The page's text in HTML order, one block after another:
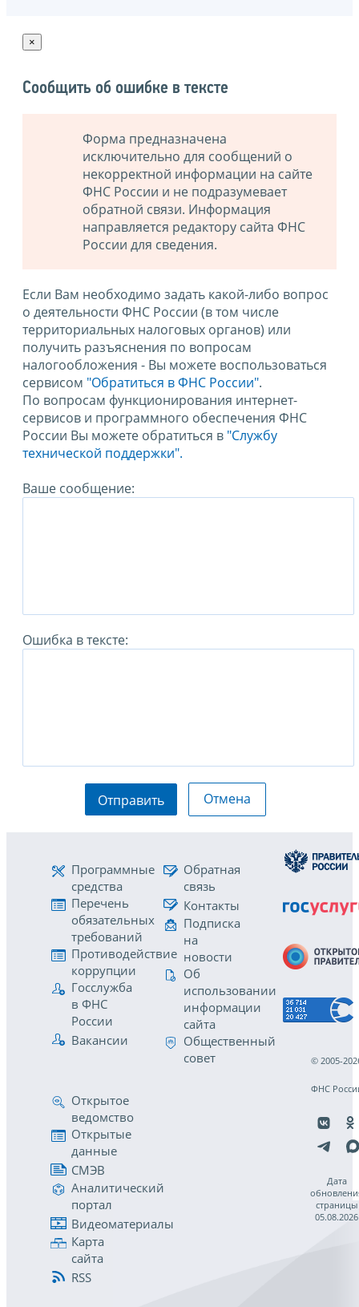
×
Сообщить об ошибке в тексте
Форма предназначена
исключительно для сообщений о
некорректной информации на сайте
ФНС России и не подразумевает
обратной связи. Информация
направляется редактору сайта ФНС
России для сведения.
Если Вам необходимо задать какой-либо вопрос
о деятельности ФНС России (в том числе
территориальных налоговых органов) или
получить разъяснения по вопросам
налогообложения - Вы можете воспользоваться
сервисом "Обратиться в ФНС России".
По вопросам функционирования интернет-
сервисов и программного обеспечения ФНС
России Вы можете обратиться в "Службу
технической поддержки".
Ваше сообщение:
Ошибка в тексте:
Отправить Отмена
Программные
средства
Перечень
обязательных
требований
Противодействие
коррупции
Госслужба
в ФНС
России
Вакансии
Обратная
связь
Контакты
Подписка
на
новости
Об
использовании
информации
сайта
Общественный
совет
Открытое
ведомство
Открытые
данные
СМЭВ
Аналитический
портал
Видеоматериалы
Карта
сайта
RSS
© 2005-
ФНС
Дата
страницы
05.08.2026